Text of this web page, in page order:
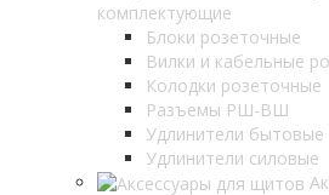
комплектующие
Блоки розеточные
Вилки и кабельные
Колодки розеточные
Разъемы РШ-ВШ
Удлинители бытовые
Удлинители силовые